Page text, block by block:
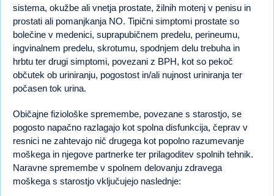
sistema, okužbe ali vnetja prostate, žilnih motenj v penisu in
prostati ali pomanjkanja NO. Tipični simptomi prostate so
bolečine v medenici, suprapubičnem predelu, perineumu,
ingvinalnem predelu, skrotumu, spodnjem delu trebuha in
hrbtu ter drugi simptomi, povezani z BPH, kot so pekoč
občutek ob uriniranju, pogostost in/ali nujnost uriniranja ter
počasen tok urina.
Običajne fiziološke spremembe, povezane s starostjo, se
pogosto napačno razlagajo kot spolna disfunkcija, čeprav v
resnici ne zahtevajo nič drugega kot popolno razumevanje
moškega in njegove partnerke ter prilagoditev spolnih tehnik.
Naravne spremembe v spolnem delovanju zdravega
moškega s starostjo vključujejo naslednje: